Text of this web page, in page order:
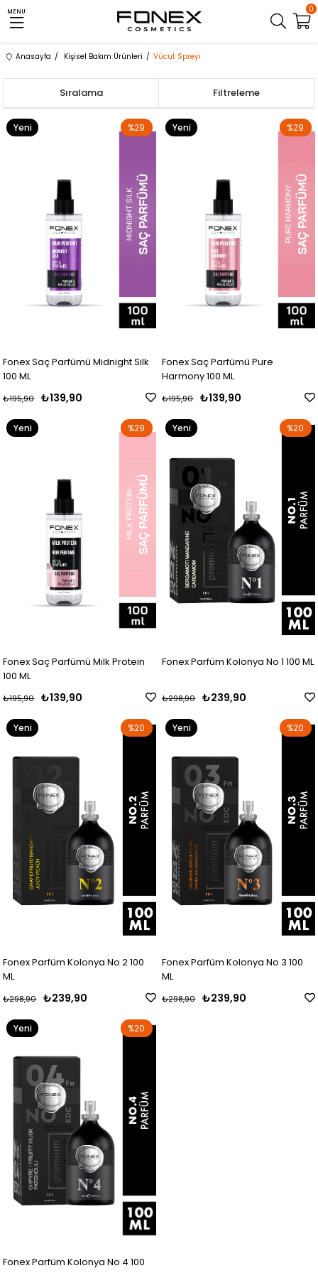
MENU 0
Anasayfa Kişisel Bakım Ürünleri Vücut Spreyi
Filtreleme
Sıralama
Fonex Saç Parfümü Midnight Silk
100 ML
₺139,90
₺195,90
%29
Yeni
Fonex Saç Parfümü Pure
Harmony 100 ML
₺139,90
₺195,90
%29
Yeni
Fonex Saç Parfümü Milk Protein
100 ML
₺139,90
₺195,90
%29
Yeni
Fonex Parfüm Kolonya No 1 100 ML
₺239,90
₺298,90
%20
Yeni
Fonex Parfüm Kolonya No 2 100
ML
₺239,90
₺298,90
%20
Yeni
Fonex Parfüm Kolonya No 3 100
ML
₺239,90
₺298,90
%20
Yeni
Fonex Parfüm Kolonya No 4 100
%20
Yeni